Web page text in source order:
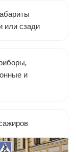
или сзади
и